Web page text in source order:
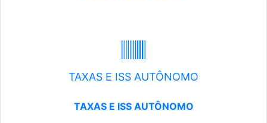
TAXAS E ISS AUTÔNOMO
TAXAS E ISS AUTÔNOMO